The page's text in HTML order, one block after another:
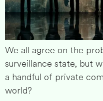
We all agree on the
surveillance state, but
a handful of private
world?